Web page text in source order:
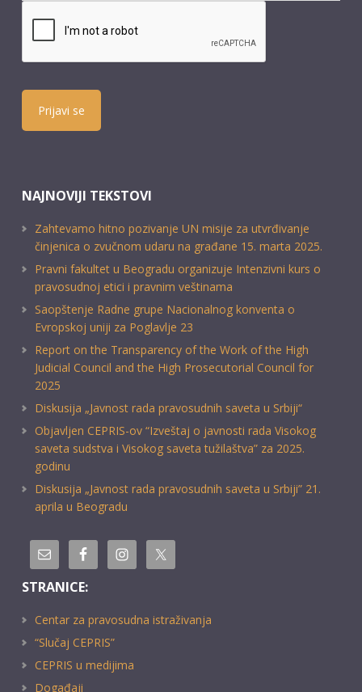
Prijavi se
NAJNOVIJI TEKSTOVI
Zahtevamo hitno pozivanje UN misije za utvrđivanje
činjenica o zvučnom udaru na građane 15. marta 2025.
Pravni fakultet u Beogradu organizuje Intenzivni kurs o
pravosudnoj etici i pravnim veštinama
Saopštenje Radne grupe Nacionalnog konventa o
Evropskoj uniji za Poglavlje 23
Report on the Transparency of the Work of the High
Judicial Council and the High Prosecutorial Council for
2025
Diskusija „Javnost rada pravosudnih saveta u Srbiji“
Objavljen CEPRIS-ov “Izveštaj o javnosti rada Visokog
saveta sudstva i Visokog saveta tužilaštva” za 2025.
godinu
Diskusija „Javnost rada pravosudnih saveta u Srbiji” 21.
aprila u Beogradu
STRANICE:
Centar za pravosudna istraživanja
“Slučaj CEPRIS”
CEPRIS u medijima
Događaji